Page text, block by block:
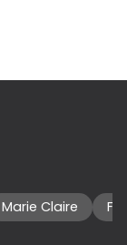
Marie Claire